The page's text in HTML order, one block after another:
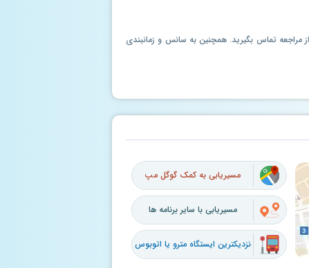
از مراجعه تماس بگیرید. همچنین به سانس و زمانبندی
مسیریابی به کمک گوگل مپ
مسیریابی با سایر برنامه ها
نزدیکترین ایستگاه مترو یا اتوبوس